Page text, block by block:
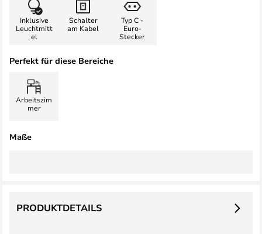
Inklusive
Leuchtmitt
el
Schalter
am Kabel
Typ C -
Euro-
Stecker
Perfekt für diese Bereiche
Arbeitszim
mer
Maße
PRODUKTDETAILS